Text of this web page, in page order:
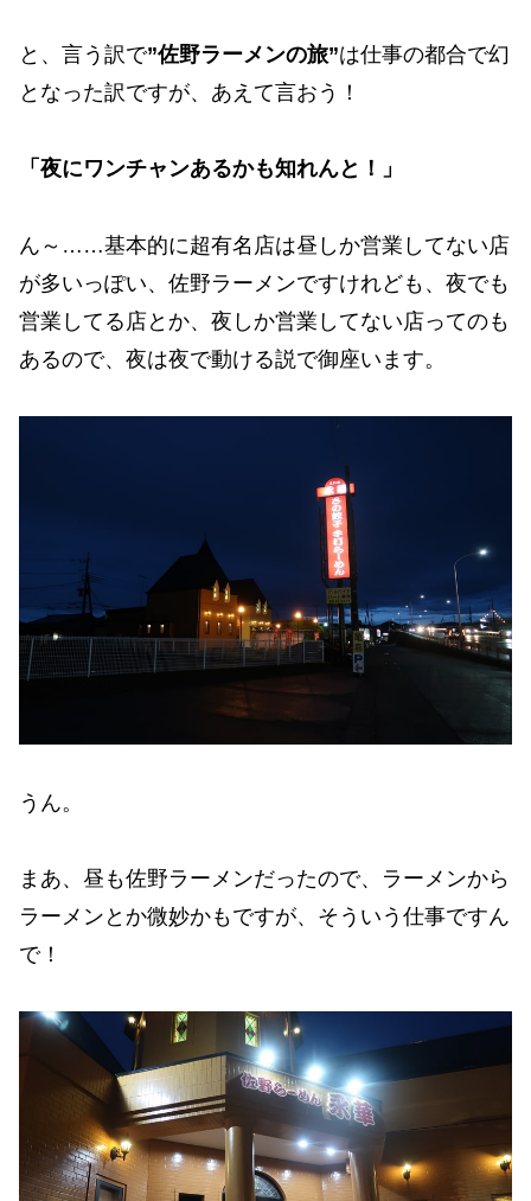
と、言う訳で”佐野ラーメンの旅”は仕事の都合で幻
となった訳ですが、あえて言おう！
「夜にワンチャンあるかも知れんと！」
ん～……基本的に超有名店は昼しか営業してない店
が多いっぽい、佐野ラーメンですけれども、夜でも
営業してる店とか、夜しか営業してない店ってのも
あるので、夜は夜で動ける説で御座います。
うん。
まあ、昼も佐野ラーメンだったので、ラーメンから
ラーメンとか微妙かもですが、そういう仕事ですん
で！